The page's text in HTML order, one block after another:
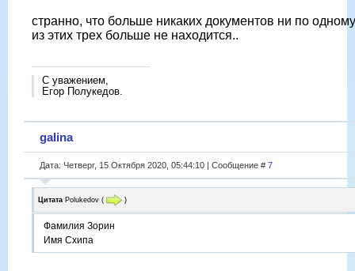
странно, что больше никаких документов ни по одному
из этих трех больше не находится..
С уважением,
Егор Полукедов.
galina
Дата: Четверг, 15 Октября 2020, 05:44:10 | Сообщение # 7
Цитата Polukedov ( )
Фамилия Зорин
Имя Схипа